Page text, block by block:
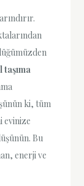
ki, tüm
evinize
Bu
enerji ve